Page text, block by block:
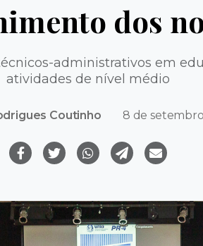
dos
administrativos em
atividades de nível médio
Coutinho 8 de